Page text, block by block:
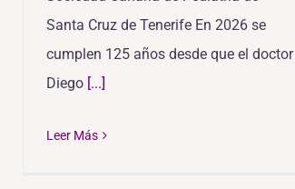
Santa Cruz de Tenerife En 2026 se
cumplen 125 años desde que el doctor
Diego [...]
Leer Más